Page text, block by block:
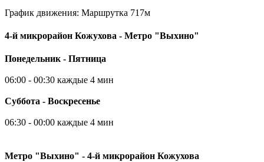
График движения: Маршрутка 717м
4-й микрорайон Кожухова - Метро "Выхино"
Понедельник - Пятница
06:00 - 00:30 каждые 4 мин
Суббота - Воскресенье
06:30 - 00:00 каждые 4 мин
Метро "Выхино" - 4-й микрорайон Кожухова